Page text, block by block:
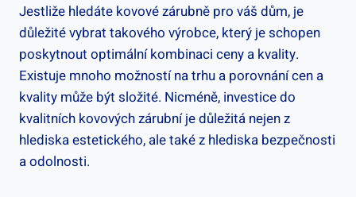
Jestliže hledáte kovové zárubně pro váš dům, je
důležité vybrat takového výrobce, který je schopen
poskytnout optimální kombinaci ceny a kvality.
Existuje mnoho možností na trhu a porovnání cen a
kvality může být složité. Nicméně, investice do
kvalitních kovových zárubní je důležitá nejen z
hlediska estetického, ale také z hlediska bezpečnosti
a odolnosti.